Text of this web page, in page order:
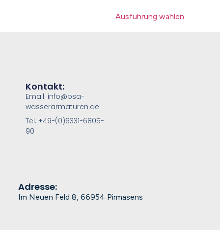
Ausführung wählen
Kontakt:
Email: info@psa-
wasserarmaturen.de
Tel. +49-(0)6331-6805-
90
Adresse:
Im Neuen Feld 8, 66954 Pirmasens